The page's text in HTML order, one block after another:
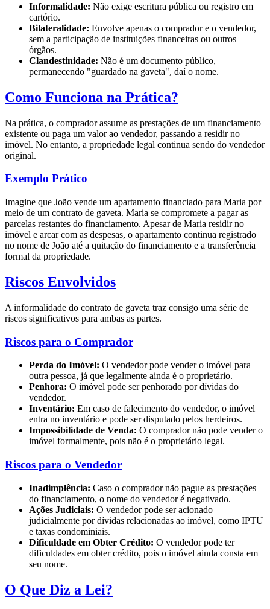
Informalidade: Não exige escritura pública ou registro em
cartório.
Bilateralidade: Envolve apenas o comprador e o vendedor,
sem a participação de instituições financeiras ou outros
órgãos.
Clandestinidade: Não é um documento público,
permanecendo "guardado na gaveta", daí o nome.
Como Funciona na Prática?
Na prática, o comprador assume as prestações de um financiamento
existente ou paga um valor ao vendedor, passando a residir no
imóvel. No entanto, a propriedade legal continua sendo do vendedor
original.
Exemplo Prático
Imagine que João vende um apartamento financiado para Maria por
meio de um contrato de gaveta. Maria se compromete a pagar as
parcelas restantes do financiamento. Apesar de Maria residir no
imóvel e arcar com as despesas, o apartamento continua registrado
no nome de João até a quitação do financiamento e a transferência
formal da propriedade.
Riscos Envolvidos
A informalidade do contrato de gaveta traz consigo uma série de
riscos significativos para ambas as partes.
Riscos para o Comprador
Perda do Imóvel: O vendedor pode vender o imóvel para
outra pessoa, já que legalmente ainda é o proprietário.
Penhora: O imóvel pode ser penhorado por dívidas do
vendedor.
Inventário: Em caso de falecimento do vendedor, o imóvel
entra no inventário e pode ser disputado pelos herdeiros.
Impossibilidade de Venda: O comprador não pode vender o
imóvel formalmente, pois não é o proprietário legal.
Riscos para o Vendedor
Inadimplência: Caso o comprador não pague as prestações
do financiamento, o nome do vendedor é negativado.
Ações Judiciais: O vendedor pode ser acionado
judicialmente por dívidas relacionadas ao imóvel, como IPTU
e taxas condominiais.
Dificuldade em Obter Crédito: O vendedor pode ter
dificuldades em obter crédito, pois o imóvel ainda consta em
seu nome.
O Que Diz a Lei?